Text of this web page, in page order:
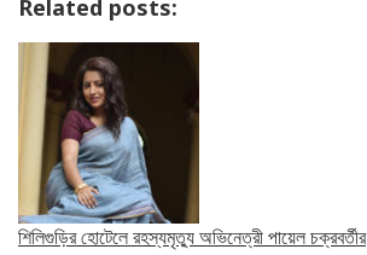
Related posts:
শিলিগুড়ির হোটেলে রহস্যমৃত্যু অভিনেত্রী পায়েল চক্রবর্তীর